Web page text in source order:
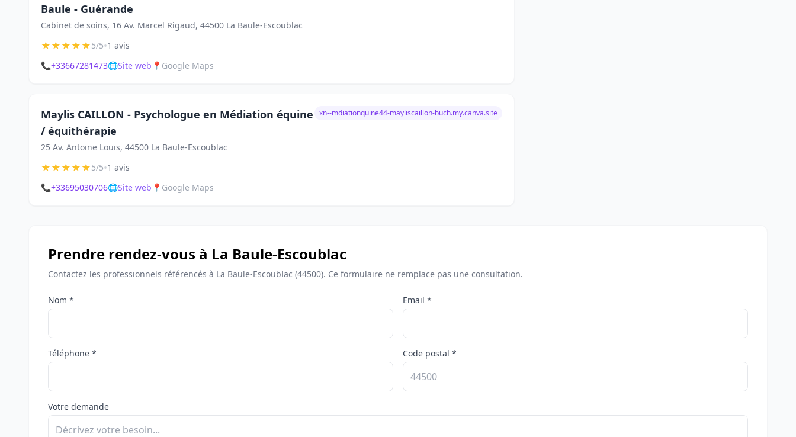
Baule - Guérande
Cabinet de soins, 16 Av. Marcel Rigaud, 44500 La Baule-Escoublac
★★★★★5/5•1 avis
📞+33667281473🌐Site web 📍 Google Maps
Maylis CAILLON - Psychologue en Médiation équine
/ équithérapie
25 Av. Antoine Louis, 44500 La Baule-Escoublac
xn--mdiationquine44-mayliscaillon-buch.my.canva.site
★★★★★5/5•1 avis
📞+33695030706🌐Site web 📍 Google Maps
Prendre rendez-vous à La Baule-Escoublac
Contactez les professionnels référencés à La Baule-Escoublac (44500). Ce formulaire ne remplace pas une consultation.
Nom * Email *
Téléphone * Code postal *
Votre demande